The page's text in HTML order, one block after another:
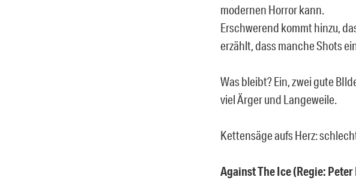
modernen Horror kann.
Erschwerend kommt hinzu,
erzählt, dass manche Shots
Was bleibt? Ein, zwei gute
viel Ärger und Langeweile.
Kettensäge aufs Herz:
Against The Ice (Regie: